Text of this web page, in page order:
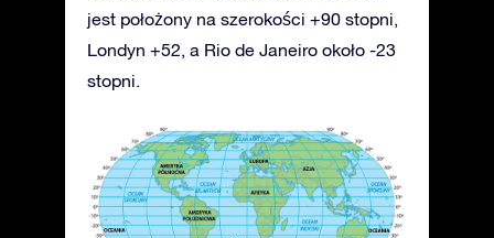
jest położony na szerokości +90 stopni,
Londyn +52, a Rio de Janeiro około -23
stopni.